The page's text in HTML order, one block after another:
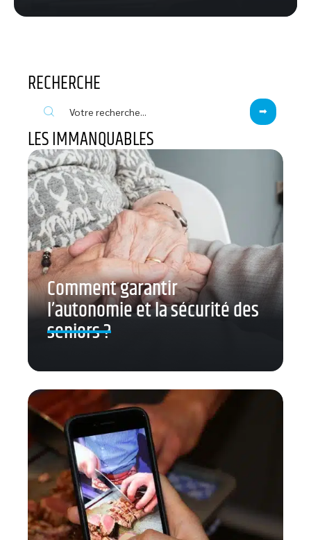
RECHERCHE
LES IMMANQUABLES
Comment garantir
l’autonomie et la sécurité des
seniors ?